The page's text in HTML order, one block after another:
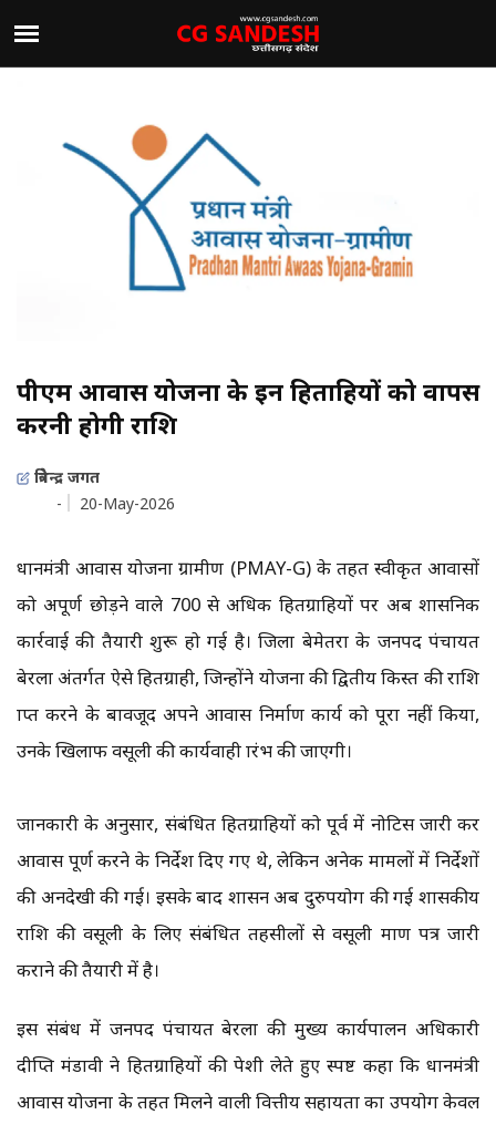
पीएम आवास योजना के इन हितग्राहियों को वापस
करनी होगी राशि
त्रिवेन्द्र जगत
-
20-May-2026
प्रधानमंत्री आवास योजना ग्रामीण (PMAY-G) के तहत स्वीकृत आवासों
को अपूर्ण छोड़ने वाले 700 से अधिक हितग्राहियों पर अब प्रशासनिक
कार्रवाई की तैयारी शुरू हो गई है। जिला बेमेतरा के जनपद पंचायत
बेरला अंतर्गत ऐसे हितग्राही, जिन्होंने योजना की द्वितीय किस्त की राशि
प्राप्त करने के बावजूद अपने आवास निर्माण कार्य को पूरा नहीं किया,
उनके खिलाफ वसूली की कार्यवाही प्रारंभ की जाएगी।
जानकारी के अनुसार, संबंधित हितग्राहियों को पूर्व में नोटिस जारी कर
आवास पूर्ण करने के निर्देश दिए गए थे, लेकिन अनेक मामलों में निर्देशों
की अनदेखी की गई। इसके बाद प्रशासन अब दुरुपयोग की गई शासकीय
राशि की वसूली के लिए संबंधित तहसीलों से वसूली प्रमाण पत्र जारी
कराने की तैयारी में है।
इस संबंध में जनपद पंचायत बेरला की मुख्य कार्यपालन अधिकारी
दीप्ति मंडावी ने हितग्राहियों की पेशी लेते हुए स्पष्ट कहा कि प्रधानमंत्री
आवास योजना के तहत मिलने वाली वित्तीय सहायता का उपयोग केवल